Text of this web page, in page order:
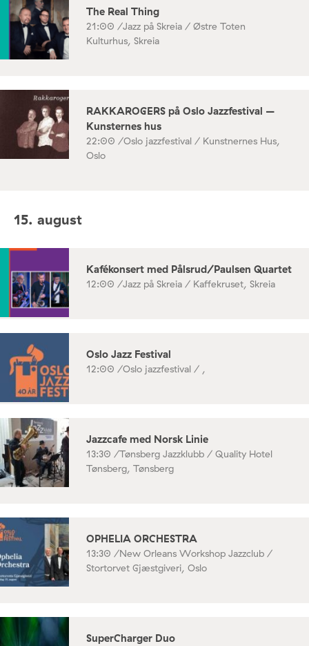
The Real Thing
21:00 /Jazz på Skreia / Østre Toten
Kulturhus, Skreia
RAKKAROGERS på Oslo Jazzfestival –
Kunsternes hus
22:00 /Oslo jazzfestival / Kunstnernes Hus,
Oslo
15. august
Kafékonsert med Pålsrud/Paulsen Quartet
12:00 /Jazz på Skreia / Kaffekruset, Skreia
Oslo Jazz Festival
12:00 /Oslo jazzfestival / ,
Jazzcafe med Norsk Linie
13:30 /Tønsberg Jazzklubb / Quality Hotel
Tønsberg, Tønsberg
OPHELIA ORCHESTRA
13:30 /New Orleans Workshop Jazzclub /
Stortorvet Gjæstgiveri, Oslo
SuperCharger Duo